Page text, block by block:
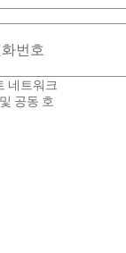
번호
네트워크
및 공동 호